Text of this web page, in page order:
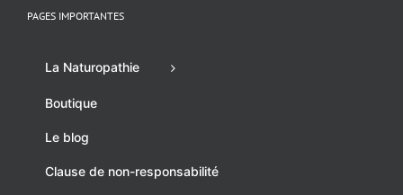
PAGES IMPORTANTES
La Naturopathie
Boutique
Le blog
Clause de non-responsabilité